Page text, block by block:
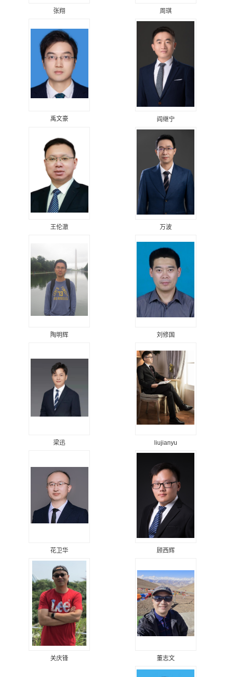
张翔 周琪
禹文豪 阎继宁
王伦澈 万波
陶明辉 刘修国
梁迅 liujianyu
花卫华 顾西辉
关庆锋 董志文